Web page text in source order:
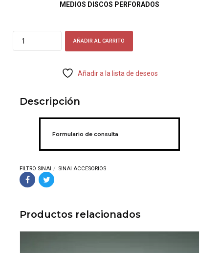
MEDIOS DISCOS PERFORADOS
AÑADIR AL CARRITO
Añadir a la lista de deseos
Descripción
Formulario de consulta
FILTRO SINAI SINAI ACCESORIOS
Productos relacionados